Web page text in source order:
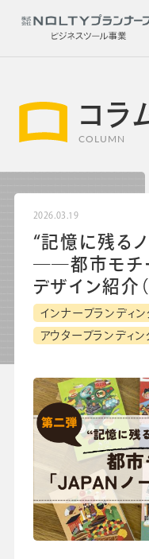
製品を探す
5つの強み
導入実績
セミナー
よくあるご質問
手帳・カレンダー商品
におけるSDGsの取組み
資料ダウンロード
コラ
COLUMN
2026.03.19
“記憶に残る
――都市モチー
デザイン紹介
インナーブランディ
アウターブランディン